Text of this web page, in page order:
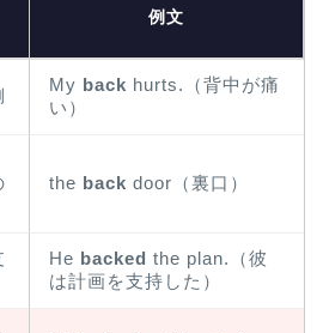
例文
My back hurts.（背中が痛
い）
the back door（裏口）
He backed the plan.（彼
は計画を支持した）